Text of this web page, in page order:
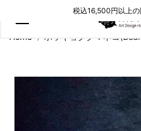
税込16,500円以上の
Home ホッキョククマネコ